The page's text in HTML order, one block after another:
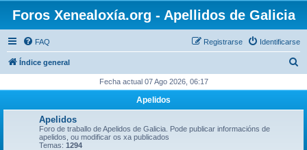
Foros Xenealoxía.org - Apellidos de Galicia
FAQ Identificarse
Registrarse
Índice general
c
Fecha actual 07 Ago 2026, 06:17
Apelidos
Apelidos
Foro de traballo de Apelidos de Galicia. Pode publicar informacións de
apelidos, ou modificar os xa publicados
Temas: 1294